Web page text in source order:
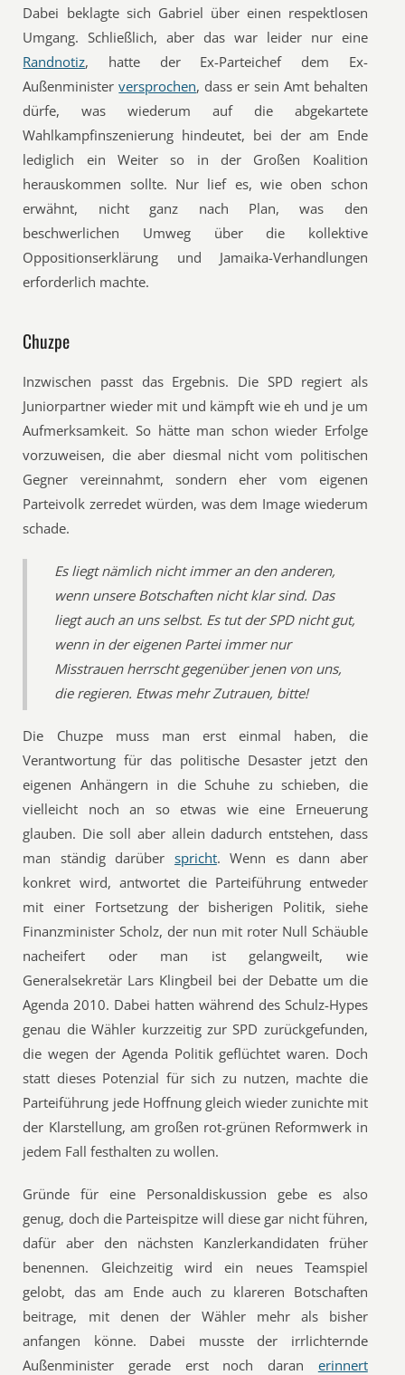
Dabei beklagte sich Gabriel über einen respektlosen
Umgang. Schließlich, aber das war leider nur eine
Randnotiz, hatte der Ex-Parteichef dem Ex-
Außenministerversprochen, dass er sein Amt behalten
dürfe, was wiederum auf die abgekartete
Wahlkampfinszenierung hindeutet, bei der am Ende
lediglich ein Weiter so in der Großen Koalition
herauskommen sollte. Nur lief es, wie oben schon
erwähnt, nicht ganz nach Plan, was den
beschwerlichen Umweg über die kollektive
Oppositionserklärung und Jamaika-Verhandlungen
erforderlich machte.
Chuzpe
Inzwischen passt das Ergebnis. Die SPD regiert als
Juniorpartner wieder mit und kämpft wie eh und je um
Aufmerksamkeit. So hätte man schon wieder Erfolge
vorzuweisen, die aber diesmal nicht vom politischen
Gegner vereinnahmt, sondern eher vom eigenen
Parteivolk zerredet würden, was dem Image wiederum
schade.
Es liegt nämlich nicht immer an den anderen,
wenn unsere Botschaften nicht klar sind. Das
liegt auch an uns selbst. Es tut der SPD nicht gut,
wenn in der eigenen Partei immer nur
Misstrauen herrscht gegenüber jenen von uns,
die regieren. Etwas mehr Zutrauen, bitte!
Die Chuzpe muss man erst einmal haben, die
Verantwortung für das politische Desaster jetzt den
eigenen Anhängern in die Schuhe zu schieben, die
vielleicht noch an so etwas wie eine Erneuerung
glauben. Die soll aber allein dadurch entstehen, dass
man ständig darüber spricht. Wenn es dann aber
konkret wird, antwortet die Parteiführung entweder
mit einer Fortsetzung der bisherigen Politik, siehe
Finanzminister Scholz, der nun mit roter Null Schäuble
nacheifert oder man ist gelangweilt, wie
Generalsekretär Lars Klingbeil bei der Debatte um die
Agenda 2010. Dabei hatten während des Schulz-Hypes
genau die Wähler kurzzeitig zur SPD zurückgefunden,
die wegen der Agenda Politik geflüchtet waren. Doch
statt dieses Potenzial für sich zu nutzen, machte die
Parteiführung jede Hoffnung gleich wieder zunichte mit
der Klarstellung, am großen rot-grünen Reformwerk in
jedem Fall festhalten zu wollen.
Gründe für eine Personaldiskussion gebe es also
genug, doch die Parteispitze will diese gar nicht führen,
dafür aber den nächsten Kanzlerkandidaten früher
benennen. Gleichzeitig wird ein neues Teamspiel
gelobt, das am Ende auch zu klareren Botschaften
beitrage, mit denen der Wähler mehr als bisher
anfangen könne. Dabei musste der irrlichternde
Außenminister gerade erst noch daran erinnert